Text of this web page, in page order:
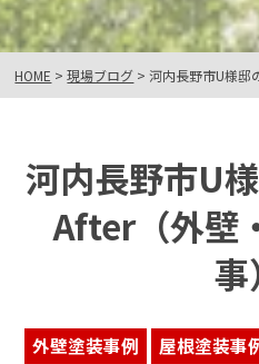
HOME >現場ブログ >河内長野市U様邸
河内長野市U
After（外壁
事
外壁塗装事例 屋根塗装事